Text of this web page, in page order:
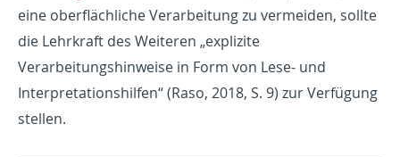
eine oberflächliche Verarbeitung zu vermeiden, sollte
die Lehrkraft des Weiteren „explizite
Verarbeitungshinweise in Form von Lese- und
Interpretationshilfen“ (Raso, 2018, S. 9) zur Verfügung
stellen.